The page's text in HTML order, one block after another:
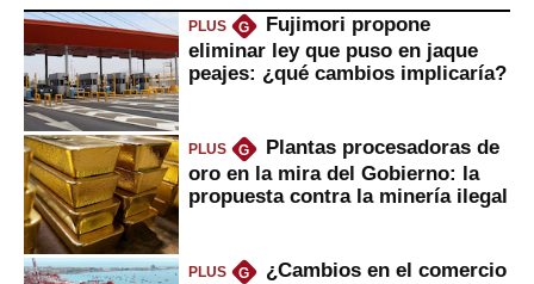
PLUS G
Fujimori propone
eliminar ley que puso en jaque
peajes: ¿qué cambios implicaría?
PLUS G
Plantas procesadoras de
oro en la mira del Gobierno: la
propuesta contra la minería ilegal
PLUS G
¿Cambios en el comercio